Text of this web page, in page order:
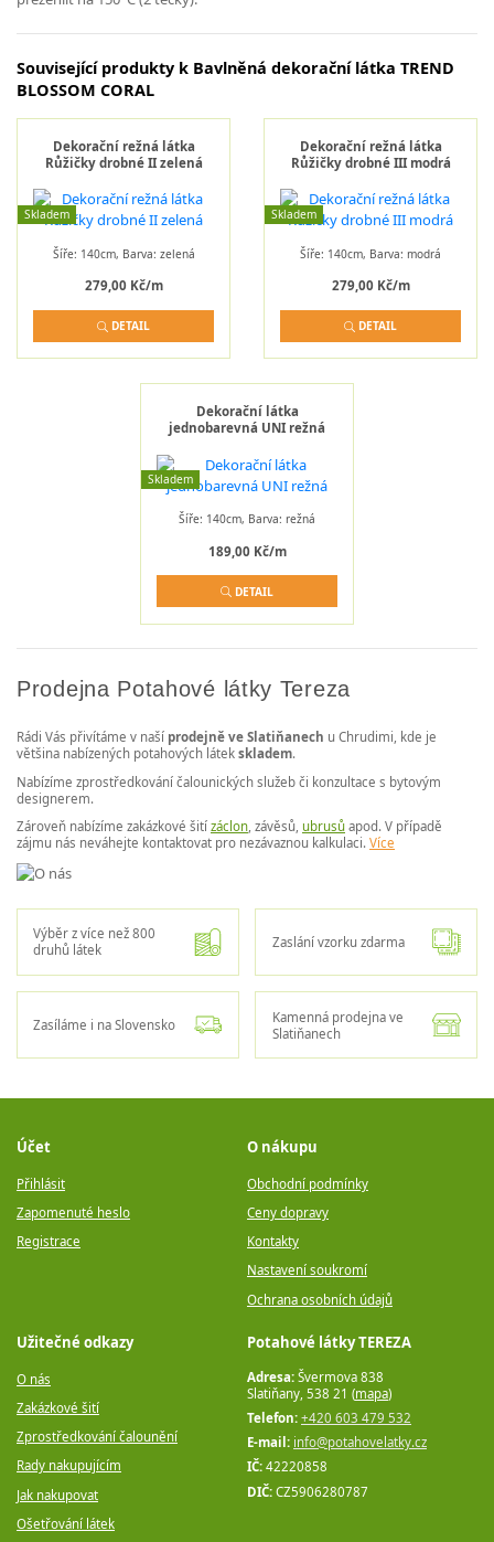
Související produkty k Bavlněná dekorační látka TREND
BLOSSOM CORAL
Dekorační režná látka
Růžičky drobné II zelená
Skladem
Šíře: 140cm, Barva: zelená
279,00 Kč/m
DETAIL
Dekorační režná látka
Růžičky drobné III modrá
Skladem
Šíře: 140cm, Barva: modrá
279,00 Kč/m
DETAIL
Dekorační látka
jednobarevná UNI režná
Skladem
Šíře: 140cm, Barva: režná
189,00 Kč/m
DETAIL
Prodejna Potahové látky Tereza
Rádi Vás přivítáme v naší prodejně ve Slatiňanech u Chrudimi, kde je
většina nabízených potahových látek skladem.
Nabízíme zprostředkování čalounických služeb či konzultace s bytovým
designerem.
Zároveň nabízíme zakázkové šití záclon, závěsů, ubrusů apod. V případě
zájmu nás neváhejte kontaktovat pro nezávaznou kalkulaci. Více
Výběr z více než 800
druhů látek
Zaslání vzorku zdarma
Zasíláme i na Slovensko
Kamenná prodejna ve
Slatiňanech
Potahové látky TEREZA
Adresa: Švermova 838
Slatiňany, 538 21 (mapa)
Telefon: +420 603 479 532
E-mail: info@potahovelatky.cz
IČ: 42220858
DIČ: CZ5906280787
Účet
Přihlásit
Zapomenuté heslo
Registrace
O nákupu
Obchodní podmínky
Ceny dopravy
Kontakty
Nastavení soukromí
Ochrana osobních údajů
Užitečné odkazy
O nás
Zakázkové šití
Zprostředkování čalounění
Rady nakupujícím
Jak nakupovat
Ošetřování látek